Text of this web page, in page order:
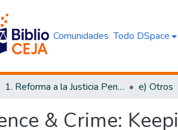
Comunidades Todo DSpace
1. Reforma a la Justicia Penal e) Otros
& Crime: